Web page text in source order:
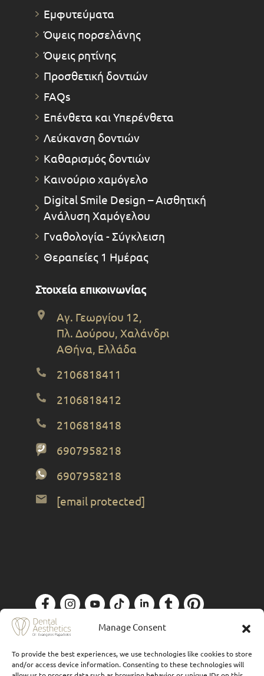
Manage Consent
To provide the best experiences, we use technologies like cookies to store
and/or access device information. Consenting to these technologies will
Εμφυτεύματα
Όψεις πορσελάνης
Όψεις ρητίνης
Προσθετική δοντιών
FAQs
Επένθετα και Υπερένθετα
Λεύκανση δοντιών
Καθαρισμός δοντιών
Καινούριο χαμόγελο
Digital Smile Design – Αισθητική
Ανάλυση Χαμόγελου
Γναθολογία - Σύγκλειση
Θεραπείες 1 Ημέρας
Στοιχεία επικοινωνίας
Αγ. Γεωργίου 12,
Πλ. Δούρου, Χαλάνδρι
ΑΘήνα, Ελλάδα
2106818411
2106818412
2106818418
6907958218
6907958218
[email protected]
Πολιτική Απορρήτου| Designed by Forthright